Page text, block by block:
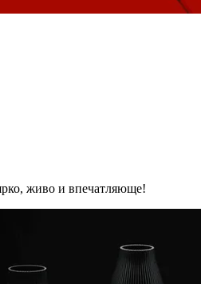
живо и впечатляюще!